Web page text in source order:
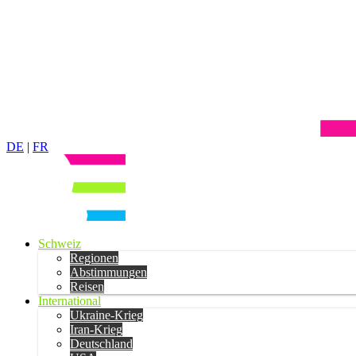
DE | FR
Schweiz
Regionen
Abstimmungen
Reisen
International
Ukraine-Krieg
Iran-Krieg
Deutschland